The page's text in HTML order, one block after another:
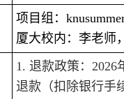
项目组：
厦大校内：李老师
1. 退款政策：2026
退款（扣除银行手